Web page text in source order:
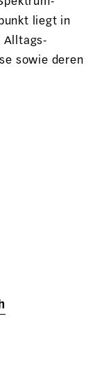
liegt in
Alltags-
sowie deren